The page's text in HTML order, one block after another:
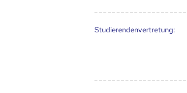
Studierendenvertretung: